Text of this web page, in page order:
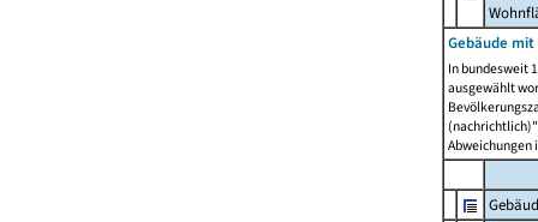
Gebäude
In bundesweit
ausgewählt
Abweichungen